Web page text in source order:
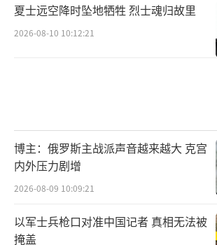
夏士远空降时坠地牺牲 烈士魂归故里
2026-08-10 10:12:21
博主：俄罗斯主战派声音越来越大 克宫
内外压力剧增
2026-08-09 10:09:21
以军士兵枪口对准中国记者 真相无法被
掩盖